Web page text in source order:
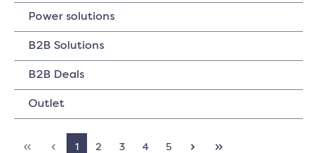
Power solutions
B2B Solutions
B2B Deals
Outlet
1 2 3 4 5